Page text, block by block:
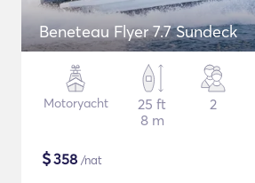
Beneteau Flyer 7.7 Sundeck
Motoryacht
25 ft
8 m
2
$358 /nat